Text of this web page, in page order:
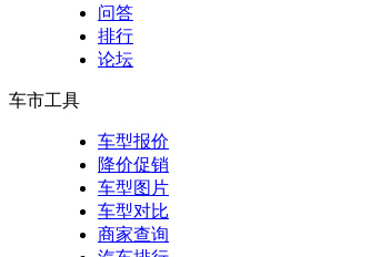
问答
排行
论坛
车市工具
车型报价
降价促销
车型图片
车型对比
商家查询